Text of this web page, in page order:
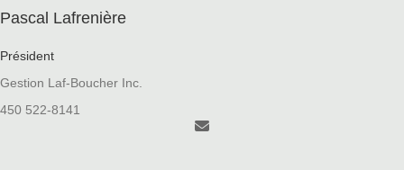
Pascal Lafrenière
Président
Gestion Laf-Boucher Inc.
450 522-8141